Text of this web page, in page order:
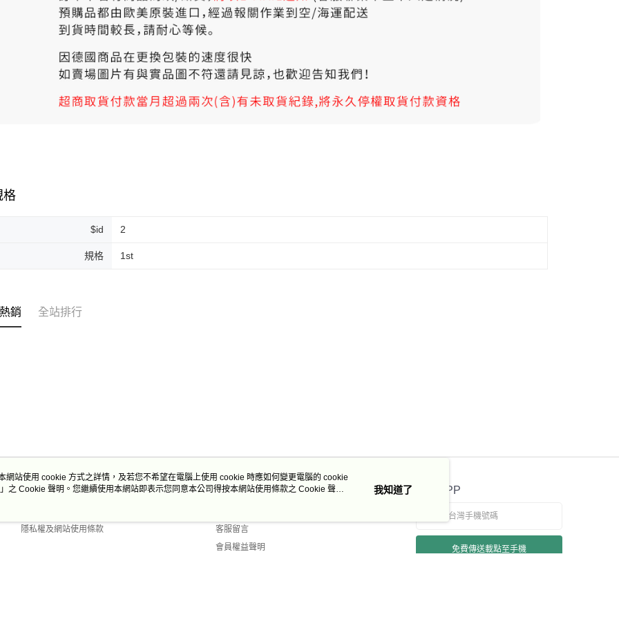
格
$id 2
規格 1st
銷 全站排行
關於我們
隱私權及網站使用條款
客服資訊
客服留言
會員權益聲明
官方APP
免費傳送載點至手機
網站使用 cookie 方式之詳情，及若您不希望在電腦上使用 cookie 時應如何變更電腦的 cookie
」之 Cookie 聲明。您繼續使用本網站即表示您同意本公司得按本網站使用條款之 Cookie 聲明
我知道了